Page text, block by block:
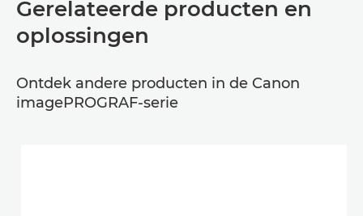
Gerelateerde producten en
oplossingen
Ontdek andere producten in de Canon
imagePROGRAF-serie